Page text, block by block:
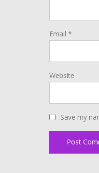
Email *
Website
Save my